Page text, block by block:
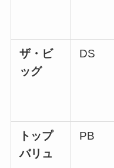
ザ・ビ
ッグ
DS
トップ
バリュ
PB